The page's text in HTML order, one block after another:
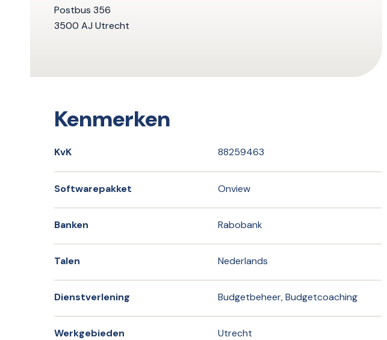
Postbus 356
3500 AJ Utrecht
Kenmerken
KvK 88259463
Softwarepakket Onview
Banken Rabobank
Talen Nederlands
Dienstverlening Budgetbeheer, Budgetcoaching
Werkgebieden Utrecht